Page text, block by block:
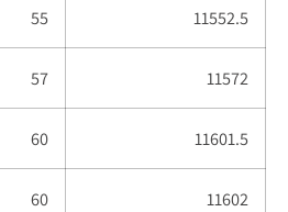
11552.5
55
11572
57
11601.5
60
11602
60